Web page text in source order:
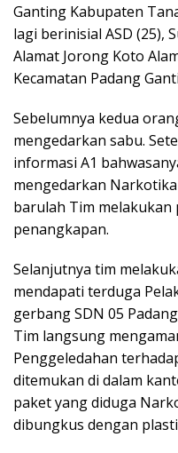
Ganting Kabupaten
lagi berinisial ASD (25),
Alamat Jorong Koto
Kecamatan Padang
Sebelumnya kedua
mengedarkan sabu.
informasi A1
mengedarkan
barulah Tim
penangkapan.
Selanjutnya tim
mendapati terduga
gerbang SDN 05
Tim langsung
Penggeledahan
ditemukan di dalam
paket yang diduga
dibungkus dengan